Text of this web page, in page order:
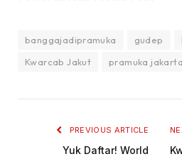
banggajadipramuka gudep
Kwarcab Jakut
pramuka jakarta
PREVIOUS ARTICLE
Yuk Daftar! World